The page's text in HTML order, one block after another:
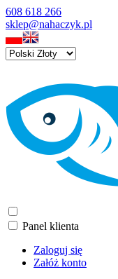
608 618 266
sklep@nahaczyk.pl
Panel klienta
Zaloguj się
Załóż konto